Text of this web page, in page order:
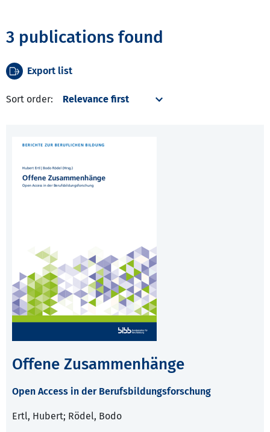
3 publications found
Export list
Sort order:
Offene Zusammenhänge
Open Access in der Berufsbildungsforschung
Ertl, Hubert; Rödel, Bodo